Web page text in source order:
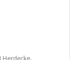
Herdecke,